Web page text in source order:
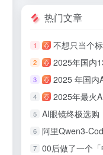
热门文章
1 不想只当个标题
2 2025年国内13个
3 2025 年国内
4 2025年最火AI简历生成
5 AI眼镜终极选购：十大
6 阿里Qwen3-Coder
7 00后做了一个「中国版